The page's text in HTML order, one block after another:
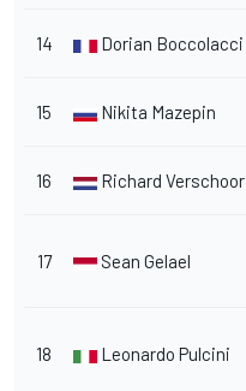
14 Dorian Boccolacci
15 Nikita Mazepin
16 Richard Verschoor
17 Sean Gelael
18 Leonardo Pulcini